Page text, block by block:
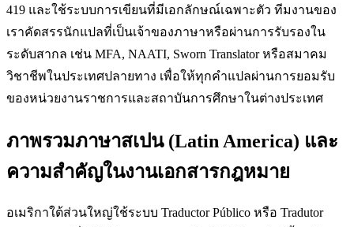
419 และใช้ระบบการเขียนที่มีเอกลักษณ์เฉพาะตัว ทีมงานของ
เราคัดสรรนักแปลที่เป็นเจ้าของภาษาหรือผ่านการรับรองใน
ระดับสากล เช่น MFA, NAATI, Sworn Translator หรือสมาคม
วิชาชีพในประเทศปลายทาง เพื่อให้ทุกคำแปลผ่านการยอมรับ
ของหน่วยงานราชการและสถาบันการศึกษาในต่างประเทศ
ภาพรวมภาษาสเปน (Latin America) และ
ความสำคัญในงานเอกสารกฎหมาย
อเมริกาใต้ส่วนใหญ่ใช้ระบบ Traductor Público หรือ Tradutor